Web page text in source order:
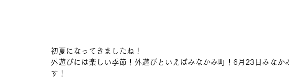
初夏になってきましたね！
外遊びには楽しい季節！外遊びといえばみなかみ町！6月23日みなか
す！